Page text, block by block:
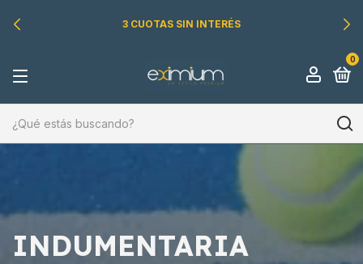
3 CUOTAS SIN INTERÉS
0
INDUMENTARIA